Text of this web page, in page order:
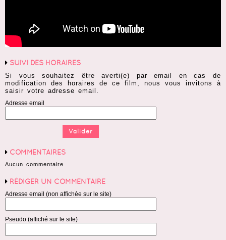
SUIVI DES HORAIRES
Si vous souhaitez être averti(e) par email en cas de
modification des horaires de ce film, nous vous invitons à
saisir votre adresse email.
Adresse email
COMMENTAIRES
Aucun commentaire
RÉDIGER UN COMMENTAIRE
Adresse email (non affichée sur le site)
Pseudo (affiché sur le site)